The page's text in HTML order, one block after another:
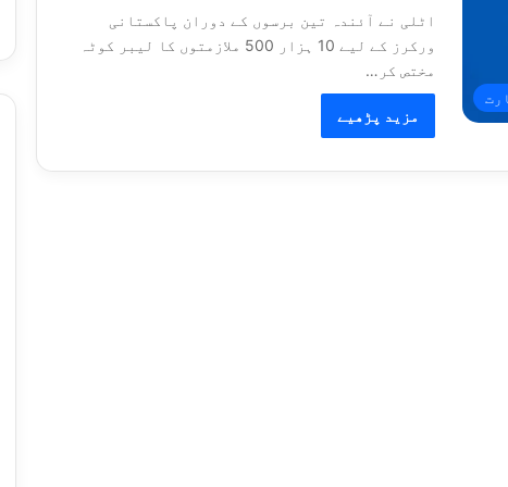
اٹلی نے آئندہ تین برسوں کے دوران پاکستانی
ورکرز کے لیے 10 ہزار 500 ملازمتوں کا لیبر کوٹہ
مختص کر…
مزید پڑھیے